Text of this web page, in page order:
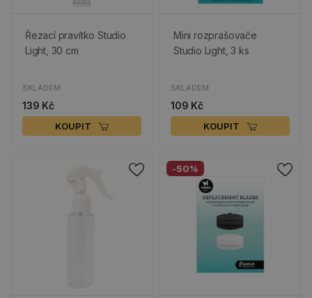
Řezací pravítko Studio
Light, 30 cm
SKLADEM
139 Kč
KOUPIT
Mini rozprašovače
Studio Light, 3 ks
SKLADEM
109 Kč
KOUPIT
-50%